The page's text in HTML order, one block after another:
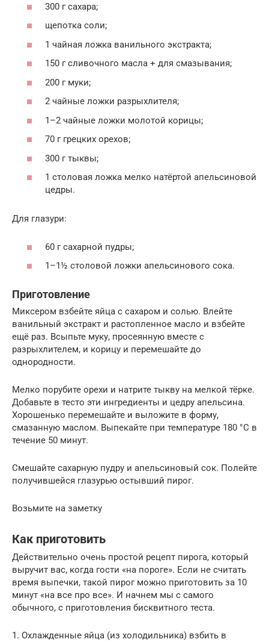
300 г сахара;
щепотка соли;
1 чайная ложка ванильного экстракта;
150 г сливочного масла + для смазывания;
200 г муки;
2 чайные ложки разрыхлителя;
1–2 чайные ложки молотой корицы;
70 г грецких орехов;
300 г тыквы;
1 столовая ложка мелко натёртой апельсиновой
цедры.
Для глазури:
60 г сахарной пудры;
1–1½ столовой ложки апельсинового сока.
Приготовление
Миксером взбейте яйца с сахаром и солью. Влейте
ванильный экстракт и растопленное масло и взбейте
ещё раз. Всыпьте муку, просеянную вместе с
разрыхлителем, и корицу и перемешайте до
однородности.
Мелко порубите орехи и натрите тыкву на мелкой тёрке.
Добавьте в тесто эти ингредиенты и цедру апельсина.
Хорошенько перемешайте и выложите в форму,
смазанную маслом. Выпекайте при температуре 180 °C в
течение 50 минут.
Смешайте сахарную пудру и апельсиновый сок. Полейте
получившейся глазурью остывший пирог.
Возьмите на заметку
Как приготовить
Действительно очень простой рецепт пирога, который
выручит вас, когда гости «на пороге». Если не считать
время выпечки, такой пирог можно приготовить за 10
минут «на все про все». И начнем мы с самого
обычного, с приготовления бисквитного теста.
1. Охлажденные яйца (из холодильника) взбить в